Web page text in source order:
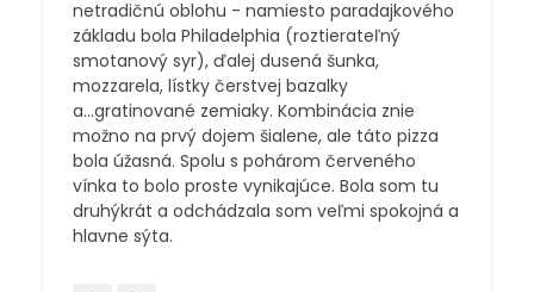
netradičnú oblohu - namiesto paradajkového
základu bola Philadelphia (roztierateľný
smotanový syr), ďalej dusená šunka,
mozzarela, lístky čerstvej bazalky
a...gratinované zemiaky. Kombinácia znie
možno na prvý dojem šialene, ale táto pizza
bola úžasná. Spolu s pohárom červeného
vínka to bolo proste vynikajúce. Bola som tu
druhýkrát a odchádzala som veľmi spokojná a
hlavne sýta.